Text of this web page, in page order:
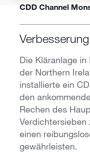
CDD Channel
Die Kläranlage
der Northern
installierte ein
den
Rechen des
Verdichtersieben
einen
gewährleisten.